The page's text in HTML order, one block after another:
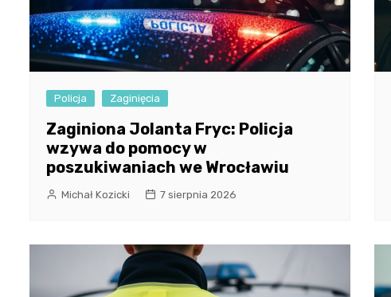
Policja Zaginięcia
Zaginiona Jolanta Fryc: Policja
wzywa do pomocy w
poszukiwaniach we Wrocławiu
Michał Kozicki 7 sierpnia 2026